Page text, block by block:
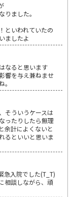
りました。
といわれていたの
ましたよ
なると思います
響を与え兼ねませ
そういうケースは
ったりしたら無理
余計によくないと
るといいと思いま
急入院でした(T_T)
相談しながら、頑